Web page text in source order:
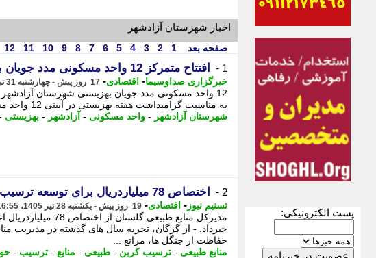
پست الکترونیکی:
اخبار شهرستان آزادشهر
صفحه بعد 1
2
3
4
5
6
7
8
9
10
11
12
1 - افتتاح متمرکز 12 واحد مسکونی مدد جویان بهزیستی شهرستان آزادشهر
خبرگزاری صداوسیما- اقتصادی- 17 روز پیش - چهارشنبه 31 تیر 1405، 10:00
12 واحد مسکونی مدد جویان بهزیستی شهرستان
به مناسبت گرامیداشت هفته بهزیستی در آیینی 12 واحد مسکونی در قالب طرح تامین ...
شهرستان آزادشهر - واحد مسکونی - آزادشهر - بهزیستی
2 - اختصاص 78 میلیاردریال برای توسعه ترسیب کربن در گلستان
تسنیم نیوز - اقتصادی- 19 روز پیش - یکشنبه 28 تیر 1405، 16:55
مدیرکل منابع طبیعی
خبرداد. - از گرگان، تجربه سال های گذشته در مدیریت
حفاظت از جنگل ها، مراتع ...
منابع طبیعی - ترسیب کربن - طبیعی - منابع - ترسیب -